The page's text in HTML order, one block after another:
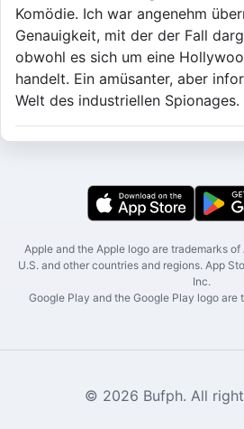
Komödie. Ich war angenehm
Genauigkeit, mit der der Fall
obwohl es sich um eine
handelt. Ein amüsanter, aber
Welt des industriellen Spionages.
Apple and the Apple logo are trademarks
U.S. and other countries and regions. App
Inc.
Google Play and the Google Play logo are
© 2026 Bufph. All